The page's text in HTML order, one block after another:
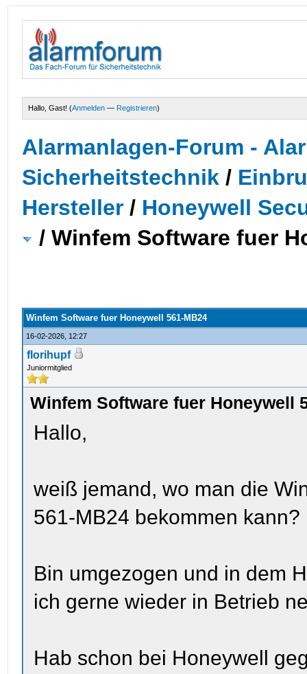
Hallo, Gast! (Anmelden — Registrieren)
Alarmanlagen-Forum -
Sicherheitstechnik /
Hersteller/ Honeywell
/Winfem Software fuer
Winfem Software fuer Honeywell 561-MB24
16-02-2026, 12:27
florihupf
Juniormitglied
Winfem Software fuer Honeywell
Hallo,
weiß jemand, wo man die
561-MB24 bekommen kann?
Bin umgezogen und in dem
ich gerne wieder in Betrieb
Hab schon bei Honeywell